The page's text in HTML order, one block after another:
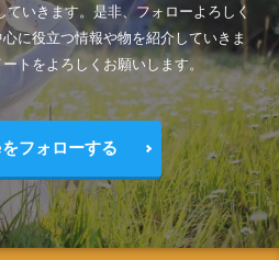
いきます。是非、フォローよろしく
に役立つ情報や物を紹介していきま
トをよろしくお願いします。
フォローする